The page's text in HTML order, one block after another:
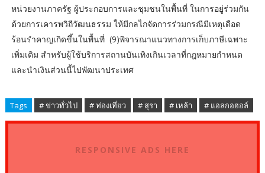
หน่วยงานภาครัฐ ผู้ประกอบการและชุมชนในพื้นที่ ในการอยู่ร่วมกัน
ด้วยการเคารพวิถีวัฒนธรรม ให้มีกลไกจัดการร่วมกรณีมีเหตุเดือด
ร้อนรำคาญเกิดขึ้นในพื้นที่ (9)พิจารณาแนวทางการเก็บภาษีเฉพาะ
เพิ่มเติม สำหรับผู้ใช้บริการสถานบันเทิงเกินเวลาที่กฎหมายกำหนด
และนำเงินส่วนนี้ไปพัฒนาประเทศ
Tags # ข่าวทั่วไป # ท่องเที่ยว # สุรา # เหล้า # แอลกอฮอล์
RESPONSIVE ADS HERE